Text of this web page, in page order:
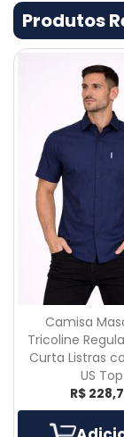
Produtos
Camisa
Tricoline
Curta Listras
US Top
R$